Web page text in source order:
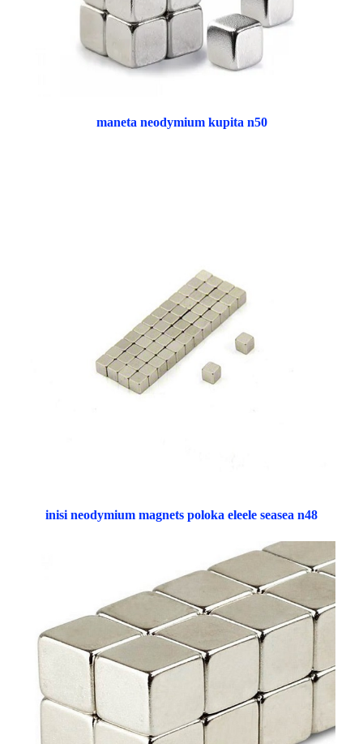
maneta neodymium kupita n50
inisi neodymium magnets poloka eleele seasea n48